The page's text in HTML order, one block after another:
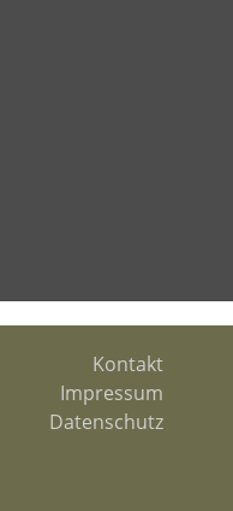
Kontakt
Impressum
Datenschutz